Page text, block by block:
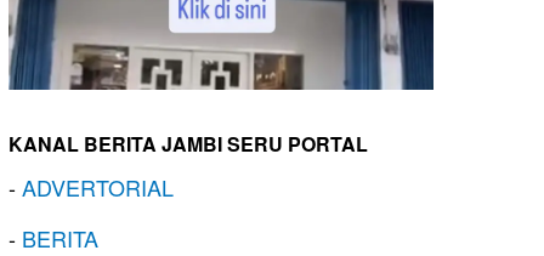
KANAL BERITA JAMBI SERU PORTAL
-ADVERTORIAL
- BERITA